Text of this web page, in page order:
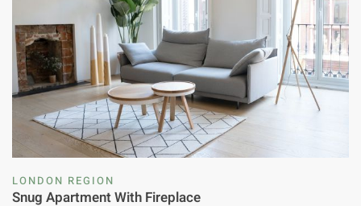
LONDON REGION
Snug Apartment With Fireplace